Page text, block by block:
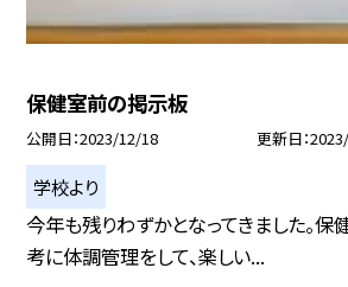
保健室前の掲示板
公開日 2023/12/18 更新日
学校より
今年も残りわずかとなってきました。
考に体調管理をして、楽しい...